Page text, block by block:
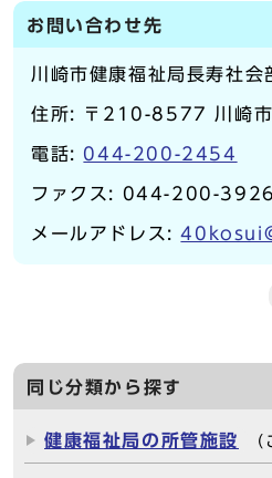
お問い合わせ先
川崎市健康福祉局長寿社会
住所: 〒210-8577 川崎市
電話: 044-200-2454
ファクス: 044-200-3926
メールアドレス:
同じ分類から探す
健康福祉局の所管施設